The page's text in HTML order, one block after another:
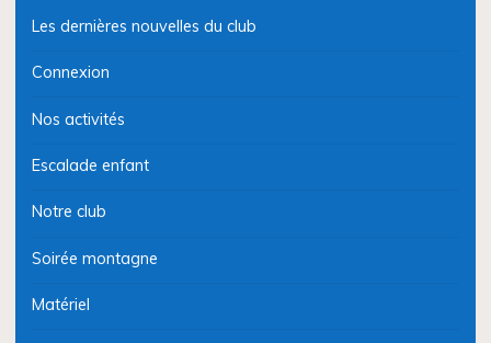
Les dernières nouvelles du club
Connexion
Nos activités
Escalade enfant
Notre club
Soirée montagne
Matériel